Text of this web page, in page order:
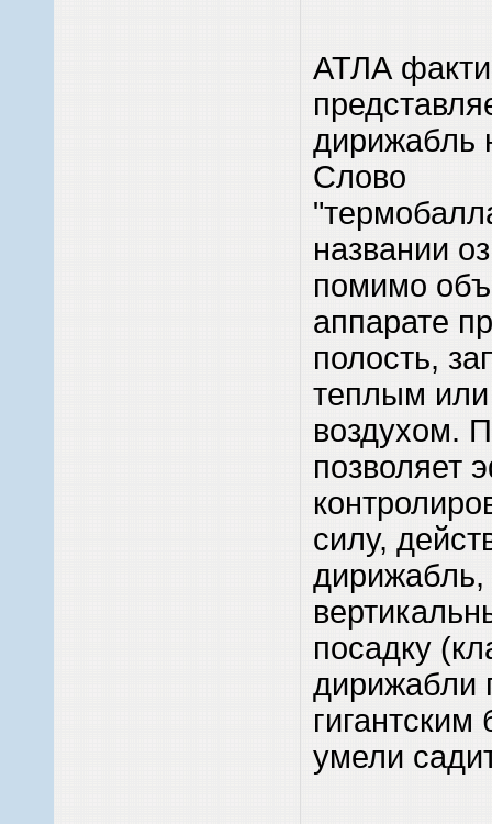
АТЛА
дирижабль
Слово
названии
помимо
аппарате
полость,
теплым
воздухом.
позволяет
силу,
дирижабль,
посадку
дирижабли
умели